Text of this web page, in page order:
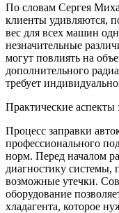
По словам Сергея
клиенты удивляются,
вес для всех машин
незначительные
могут повлиять на
дополнительного
требует
Практические
Процесс заправки
профессионального
норм. Перед началом
диагностику системы,
возможные утечки.
оборудование
хладагента, которое